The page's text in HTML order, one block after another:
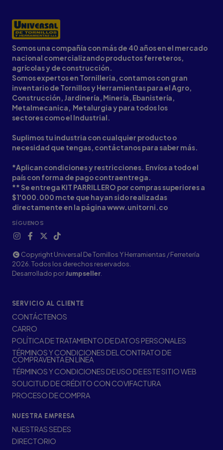
Somos una compañía con más de 40 años en el mercado
nacional comercializando productos ferreteros,
agrícolas y de construcción.
Somos expertos en Tornilleria, contamos con gran
inventario de Tornillos y Herramientas para el Agro,
Construcción, Jardinería, Minería, Ebanistería,
Metalmecanica, Metalurgia y para todos los
sectores como el Industrial.
Suplimos tu industria con cualquier producto o
necesidad que tengas, contáctanos para saber más.
*Aplican condiciones y restricciones. Envíos a todo el
país con forma de pago contraentrega.
** Se entrega KIT PARRILLERO por compras superiores a
$1'000.000 mcte que hayan sido realizadas
directamente en la página www.unitorni.co
SÍGUENOS
Copyright Universal De Tornillos Y Herramientas / Ferretería
2026. Todos los derechos reservados.
Desarrollado porJumpseller
SERVICIO AL CLIENTE
CONTÁCTENOS
CARRO
POLÍTICA DE TRATAMIENTO DE DATOS PERSONALES
TÉRMINOS Y CONDICIONES DEL CONTRATO DE
COMPRAVENTA EN LÍNEA
TÉRMINOS Y CONDICIONES DE USO DE ESTE SITIO WEB
SOLICITUD DE CRÉDITO CON COVIFACTURA
PROCESO DE COMPRA
NUESTRA EMPRESA
NUESTRAS SEDES
DIRECTORIO